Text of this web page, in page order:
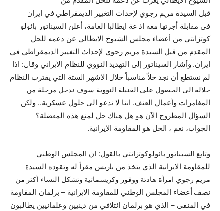
قبل السيدة مريم رجوي لإحداث التغيير الديمقراطي في ايران
في مقابلة أجرتها معه اذاعة ايطاليا العامة، أعلن السيناتور بائولو
كوتزانتي من أعضاء مجلس الشيوخ الايطالي عن دعمه للحل
المقدم من قبل السيدة مريم رجوي لإحداث التغيير الديمقراطي في
ايران. وأشار السيناتور إلى التهديد النووي للنظام الايراني وقال: اذا
لم نستطع أن نجد حلاً مناسباً خلال الاشهر الستة التي يقترب النظام
خلاله الى الحصول على القنبلة النووية سوف ندخل مرحلة من
المغامرات وأعمال العنف. اننا لا ندعو الى حلول عسكرية.. ولكن
السؤال المطروح الآن هو هل هناك حل لمنع هذه المعضلة؟
الجواب، نعم ، الحل هو المقاومة الايرانية.
وتابع السيناتور بائولوكوتزانتي بالقول: ان المجلس الوطني
للمقاومة الايرانية الذي يتخذ من باريس مقراً له وتقوده السيدة
مريم رجوي امرأة هادئة ووقور وكريسماتية وتشكل النساء أكثر من
نصف أعضاء المجلس الوطني للمقاومة الايرانية – برلمان المقاومة
في المنفى – الذي هو برلمان ائتلافي من دينيين وعلمانيين يطالبون